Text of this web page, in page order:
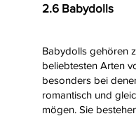
2.6 Babydolls
Babydolls gehören
beliebtesten Arten
besonders bei
romantisch und
mögen. Sie